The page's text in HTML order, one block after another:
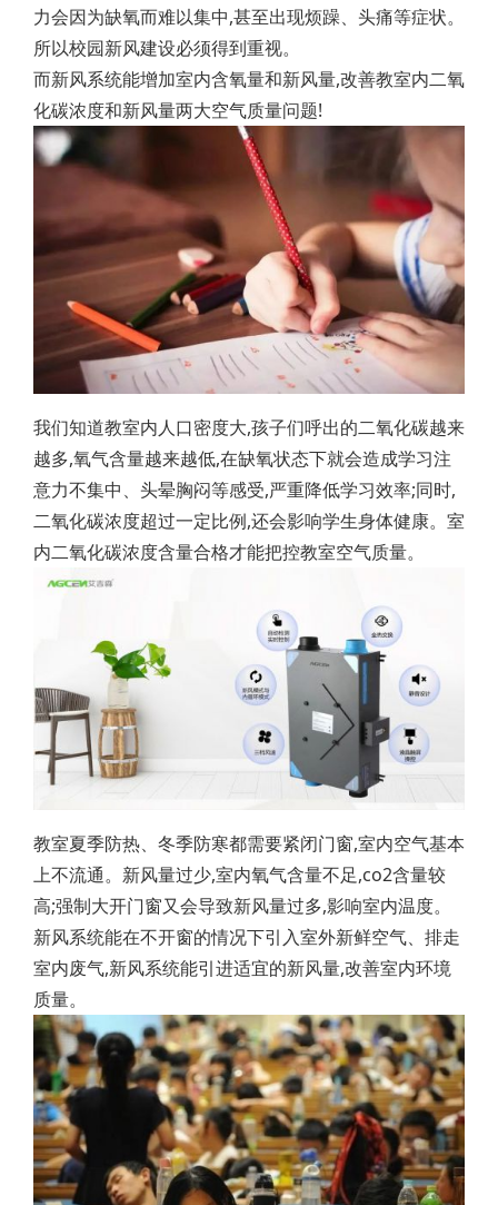
力会因为缺氧而难以集中,甚至出现烦躁、头痛等症状。
所以校园新风建设必须得到重视。
而新风系统能增加室内含氧量和新风量,改善教室内二氧
化碳浓度和新风量两大空气质量问题!
我们知道教室内人口密度大,孩子们呼出的二氧化碳越来
越多,氧气含量越来越低,在缺氧状态下就会造成学习注
意力不集中、头晕胸闷等感受,严重降低学习效率;同时,
二氧化碳浓度超过一定比例,还会影响学生身体健康。室
内二氧化碳浓度含量合格才能把控教室空气质量。
教室夏季防热、冬季防寒都需要紧闭门窗,室内空气基本
上不流通。新风量过少,室内氧气含量不足,co2含量较
高;强制大开门窗又会导致新风量过多,影响室内温度。
新风系统能在不开窗的情况下引入室外新鲜空气、排走
室内废气,新风系统能引进适宜的新风量,改善室内环境
质量。